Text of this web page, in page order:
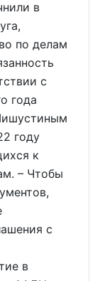
в
по делам
с
года
году
к
– Чтобы
с
в